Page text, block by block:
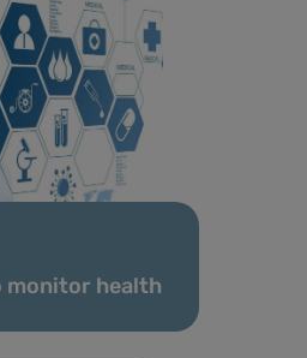
monitor health